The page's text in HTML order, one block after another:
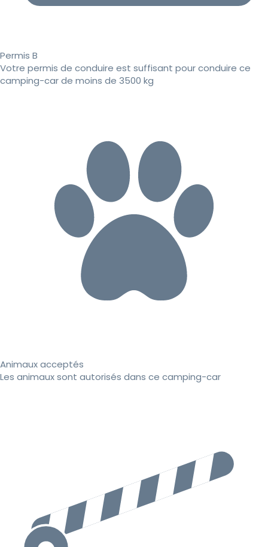
Permis B
Votre permis de conduire est suffisant pour conduire ce
camping-car de moins de 3500 kg
Animaux acceptés
Les animaux sont autorisés dans ce camping-car